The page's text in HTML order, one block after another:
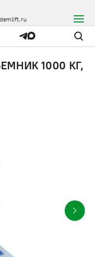
1000 КГ,